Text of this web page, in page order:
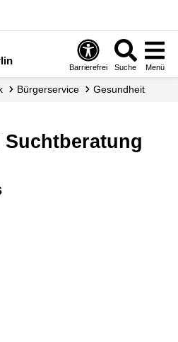
Barrierefrei Suche Menü
Bürgerservice Gesundheit
Suchtberatung